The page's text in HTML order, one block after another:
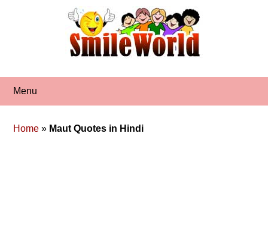
Menu
Home » Maut Quotes in Hindi